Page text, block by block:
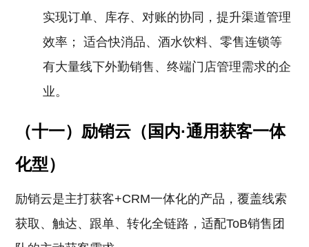
实现订单、库存、对账的协同，提升渠道管理
效率； 适合快消品、酒水饮料、零售连锁等
有大量线下外勤销售、终端门店管理需求的企
业。
（十一）励销云（国内·通用获客一体
化型）
励销云是主打获客+CRM一体化的产品，覆盖线索
获取、触达、跟单、转化全链路，适配ToB销售团